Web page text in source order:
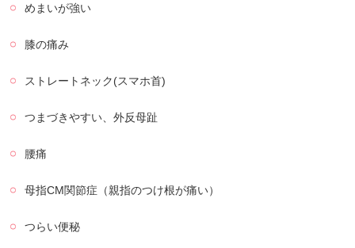
めまいが強い
膝の痛み
ストレートネック(スマホ首)
つまづきやすい、外反母趾
腰痛
母指CM関節症（親指のつけ根が痛い）
つらい便秘